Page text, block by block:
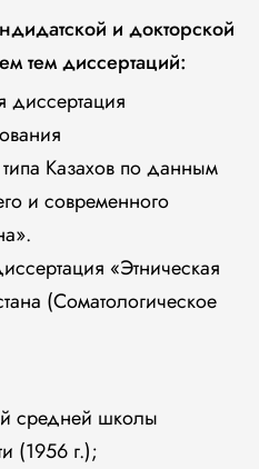
и докторской
тем диссертаций:
диссертация
Казахов по данным
и современного
«Этническая
(Соматологическое
средней школы
(1956 г.);